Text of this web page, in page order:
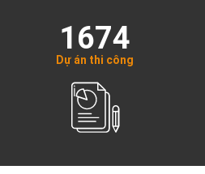
1674
Dự án thi công